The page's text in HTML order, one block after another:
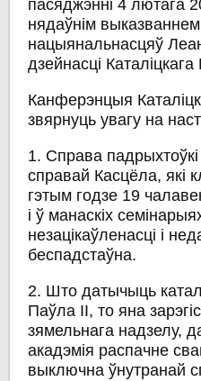
пасяджэнні 4 лютага
нядаўнім
нацыянальнасцяў
дзейнасці
Канферэнцыя
звярнуць увагу на
1. Справа
справай Касцёла, які
гэтым годзе 19
і ў манаскіх
незацікаўленасці і
беспадстаўна.
2. Што датычыць
Паўла ІІ, то яна
зямельнага надзелу,
акадэмія распачне
выключна ўнутранай